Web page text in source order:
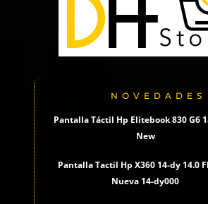
NOVEDADES
Pantalla Táctil Hp Elitebook 830 G6
New
Pantalla Tactil Hp X360 14-dy 14.0
Nueva 14-dy000